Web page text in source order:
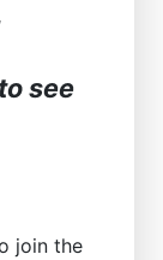
see
join the